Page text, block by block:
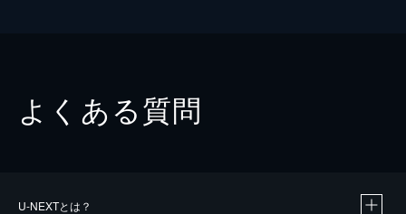
よくある質問
U-NEXTとは？